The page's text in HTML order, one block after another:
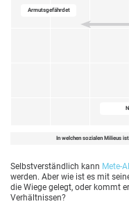
Armutsgefährdet
In welchen sozialen Milieus
Selbstverständlich kann Mete-
werden. Aber wie ist es mit
die Wiege gelegt, oder kommt
Verhältnissen?